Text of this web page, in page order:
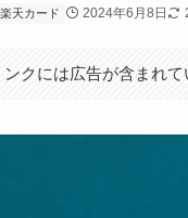
楽天カード 2024年6月8日
クには広告が含まれて